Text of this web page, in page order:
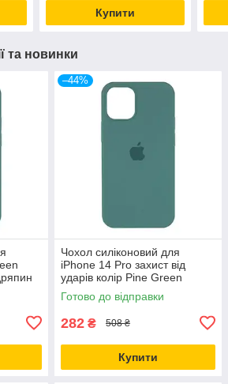
Купити
та новинки
–44%
Чохол силіконовий для
iPhone 14 Pro захист від
ударів колір Pine Green
Готово до відправки
282 ₴ 508 ₴
Купити